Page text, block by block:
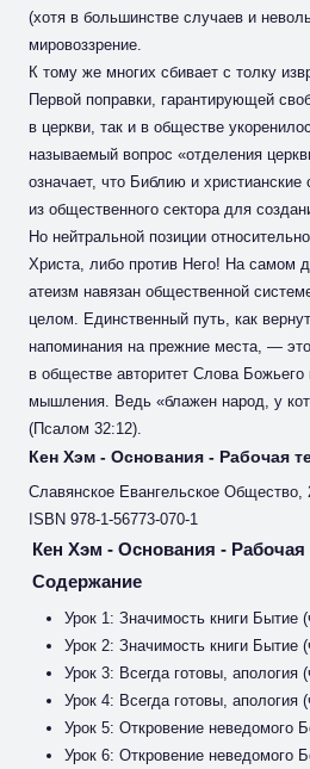
(хотя в большинстве случаев и
мировоззрение.
К тому же многих сбивает с толку
Первой поправки, гарантирующей
в церкви, так и в обществе
называемый вопрос «отделения
означает, что Библию и
из общественного сектора для
Но нейтральной позиции
Христа, либо против Него! На самом
атеизм навязан общественной
целом. Единственный путь, как
напоминания на прежние места, —
в обществе авторитет Слова Божьего
мышления. Ведь «блажен народ, у
(Псалом 32:12).
Кен Хэм - Основания - Рабочая
Славянское Евангельское Общество,
ISBN 978-1-56773-070-1
Кен Хэм - Основания - Рабочая
Содержание
Урок 1: Значимость книги Бытие
Урок 2: Значимость книги Бытие
Урок 3: Всегда готовы, апология
Урок 4: Всегда готовы, апология
Урок 5: Откровение неведомого
Урок 6: Откровение неведомого